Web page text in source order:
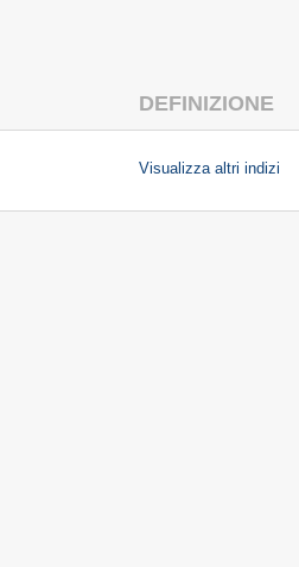
DEFINIZIONE
Visualizza altri indizi